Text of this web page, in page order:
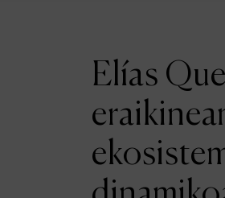
Elías